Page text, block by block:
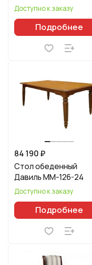
Доступно к заказу
Подробнее
84 190 ₽
Стол обеденный
Давиль ММ-126-24
Доступно к заказу
Подробнее